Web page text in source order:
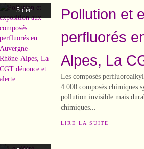
5 déc.
Pollution et
perfluorés
Alpes, La
Les composés
4.000 composés chimiques
pollution invisible mais
chimiques...
LIRE LA SUITE